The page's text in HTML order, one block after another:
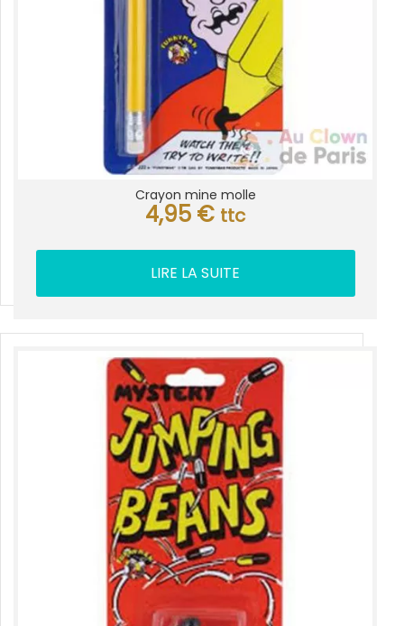
Crayon mine molle
4,95 € ttc
LIRE LA SUITE